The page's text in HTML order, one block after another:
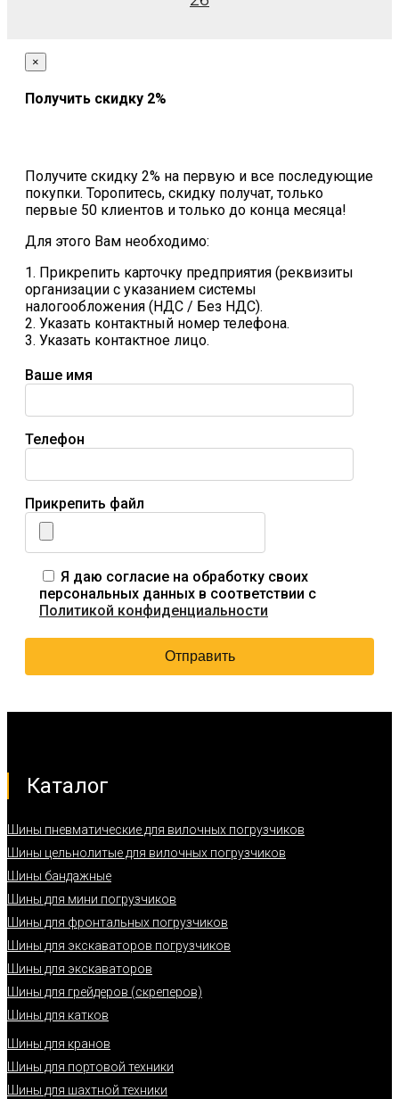
×
Получить скидку 2%
Получите скидку 2% на первую и все последующие
покупки. Торопитесь, скидку получат, только
первые 50 клиентов и только до конца месяца!
Для этого Вам необходимо:
1. Прикрепить карточку предприятия (реквизиты
организации с указанием системы
налогообложения (НДС / Без НДС).
2. Указать контактный номер телефона.
3. Указать контактное лицо.
Ваше имя
Телефон
Прикрепить файл
Я даю согласие на обработку своих
персональных данных в соответствии с
Политикой конфиденциальности
Каталог
Шины пневматические для вилочных погрузчиков
Шины цельнолитые для вилочных погрузчиков
Шины бандажные
Шины для мини погрузчиков
Шины для фронтальных погрузчиков
Шины для экскаваторов погрузчиков
Шины для экскаваторов
Шины для грейдеров (скреперов)
Шины для катков
Шины для кранов
Шины для портовой техники
Шины для шахтной техники